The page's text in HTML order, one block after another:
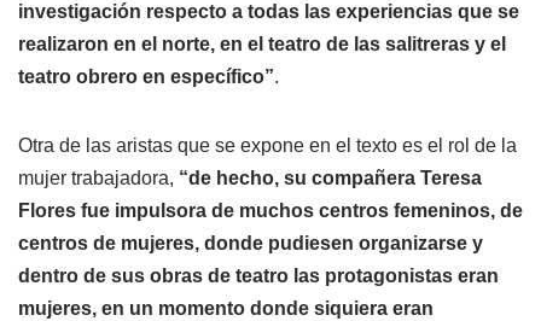
investigación respecto a todas las experiencias que se
realizaron en el norte, en el teatro de las salitreras y el
teatro obrero en específico”.
Otra de las aristas que se expone en el texto es el rol de la
mujer trabajadora, “de hecho, su compañera Teresa
Flores fue impulsora de muchos centros femeninos, de
centros de mujeres, donde pudiesen organizarse y
dentro de sus obras de teatro las protagonistas eran
mujeres, en un momento donde siquiera eran